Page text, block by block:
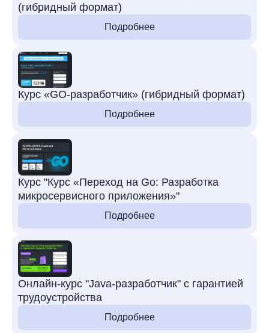
(гибридный формат)
Подробнее
Курс «GO-разработчик» (гибридный формат)
Подробнее
Курс "Курс «Переход на Go: Разработка
микросервисного приложения»"
Подробнее
Онлайн-курс "Java-разработчик" с гарантией
трудоустройства
Подробнее